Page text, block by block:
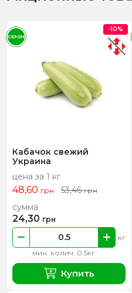
Кабачок свежий
Украина
цена за 1 кг
48,60 грн 53,46грн
мин. колич. 0.5кг
кг
сумма
24,30 грн
Купить
-10%
СЕЗОН